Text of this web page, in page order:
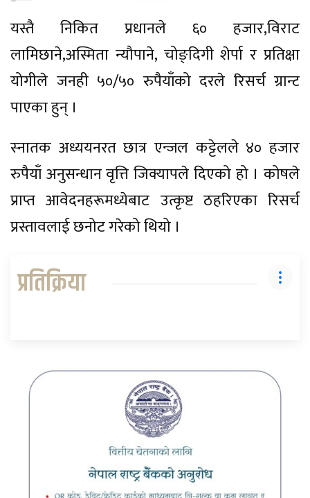
यस्तै निकित प्रधानले ६० हजार,विराट
लामिछाने,अस्मिता न्यौपाने, चोङ्दिगी शेर्पा र प्रतिक्षा
योगीले जनही ५०/५० रुपैयाँको दरले रिसर्च ग्रान्ट
पाएका हुन् ।
स्‍नातक अध्ययनरत छात्र एन्जल कट्टेलले ४० हजार
रुपैयाँ अनुसन्धान वृत्ति जिक्यापले दिएको हो । कोषले
प्राप्त आवेदनहरूमध्येबाट उत्कृष्ट ठहरिएका रिसर्च
प्रस्तावलाई छनोट गरेको थियो ।
प्रतिक्रिया